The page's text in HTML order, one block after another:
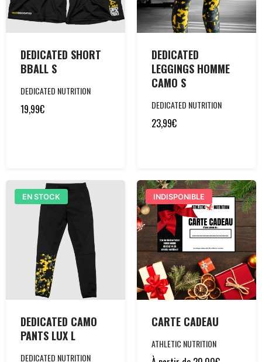
DEDICATED SHORT
BBALL S
DEDICATED NUTRITION
19,99€
DEDICATED
LEGGINGS HOMME
CAMO S
DEDICATED NUTRITION
23,99€
EN STOCK
DEDICATED CAMO
PANTS LUX L
DEDICATED NUTRITION
INDISPONIBLE
CARTE CADEAU
ATHLETIC NUTRITION